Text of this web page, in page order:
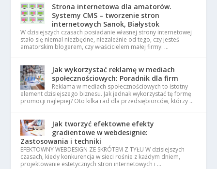
Strona internetowa dla amatorów.
Systemy CMS – tworzenie stron
internetowych Sanok, Białystok
W dzisiejszych czasach posiadanie własnej strony internetowej
stało się niemal niezbędne, niezależnie od tego, czy jesteś
amatorskim blogerem, czy właścicielem małej firmy. …
Jak wykorzystać reklamę w mediach
społecznościowych: Poradnik dla firm
Reklama w mediach społecznościowych to istotny
element dzisiejszego biznesu. Jak jednak wykorzystać tę formę
promocji najlepiej? Oto kilka rad dla przedsiębiorców, którzy …
Jak tworzyć efektowne efekty
gradientowe w webdesignie:
Zastosowania i techniki
EFEKTOWNY WEBDESIGN ZE SKRÓTEM Z TYŁU W dzisiejszych
czasach, kiedy konkurencja w sieci rośnie z każdym dniem,
projektowanie estetycznych stron internetowych i …